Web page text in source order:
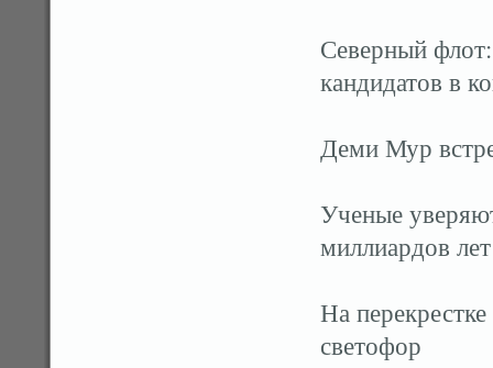
Северный
кандидатов в
Деми Мур
Ученые
миллиардов лет
На
светофор